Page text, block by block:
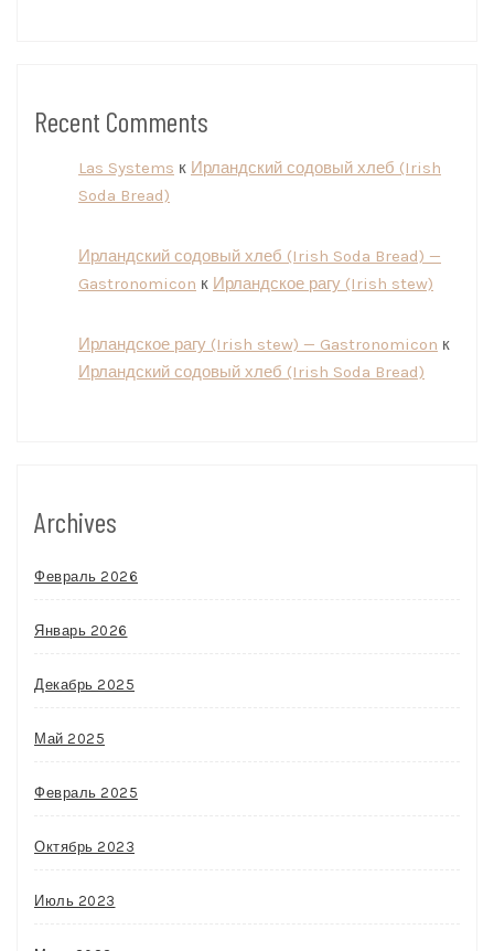
Recent Comments
Las Systems к Ирландский содовый хлеб (Irish
Soda Bread)
Ирландский содовый хлеб (Irish Soda Bread) —
Gastronomicon к Ирландское рагу (Irish stew)
Ирландское рагу (Irish stew) — Gastronomicon к
Ирландский содовый хлеб (Irish Soda Bread)
Archives
Февраль 2026
Январь 2026
Декабрь 2025
Май 2025
Февраль 2025
Октябрь 2023
Июль 2023